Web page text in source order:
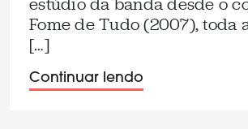
Fome de Tudo (2007), toda
[…]
Continuar lendo